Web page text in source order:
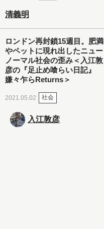
清義明
ロンドン再封鎖15週目。肥満
やペットに現れ出したニュー
ノーマル社会の歪み＜入江敦
彦の『足止め喰らい日記』
嫌々乍らReturns＞
2021.05.02 社会
入江敦彦